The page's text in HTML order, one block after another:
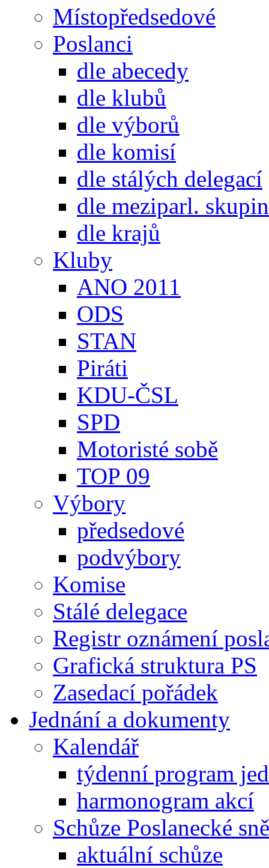
Místopředsedové
Poslanci
dle abecedy
dle klubů
dle výborů
dle komisí
dle stálých delegací
dle meziparl. skupin
dle krajů
Kluby
ANO 2011
ODS
STAN
Piráti
KDU-ČSL
SPD
Motoristé sobě
TOP 09
Výbory
předsedové
podvýbory
Komise
Stálé delegace
Registr oznámení
Grafická struktura PS
Zasedací pořádek
Jednání a dokumenty
Kalendář
týdenní program
harmonogram akcí
Schůze Poslanecké
aktuální schůze